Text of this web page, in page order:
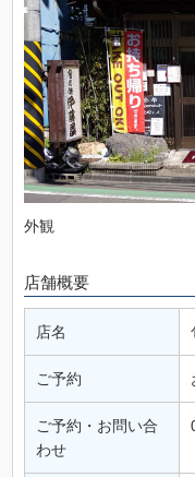
外観
店舗概要
店名
ご予約
ご予約・お問い合
わせ